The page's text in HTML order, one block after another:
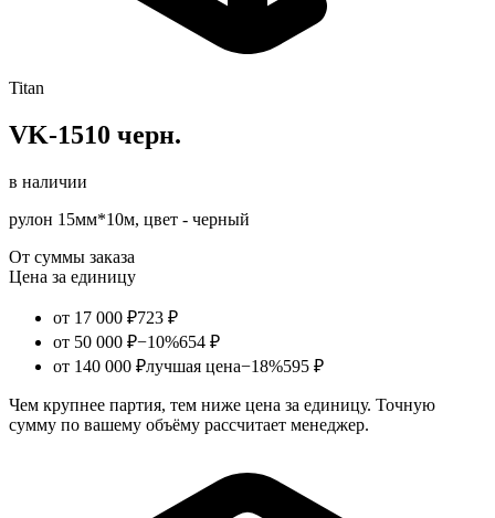
Titan
VK-1510 черн.
в наличии
рулон 15мм*10м, цвет - черный
От суммы заказа
Цена за единицу
от 17 000 ₽723 ₽
от 50 000 ₽−10%654 ₽
от 140 000 ₽лучшая цена−18%595 ₽
Чем крупнее партия, тем ниже цена за единицу. Точную
сумму по вашему объёму рассчитает менеджер.